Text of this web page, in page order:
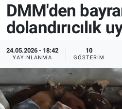
DMM'den
dolandırıcılık
24.05.2026 - 18:42
YAYINLANMA
10
GÖSTERIM
Tüm Haberler
İletişim
Künye
Süper Lig Puan Durumu
Tüm Manşetler
Son Dakika Haberleri
Haber Arşivi